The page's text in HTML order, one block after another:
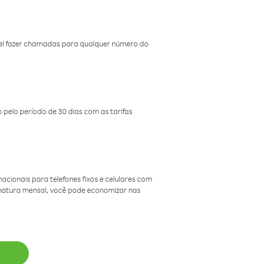
fazer chamadas para qualquer número do
período de 30 dias com as tarifas
para telefones fixos e celulares com
mensal, você pode economizar nas